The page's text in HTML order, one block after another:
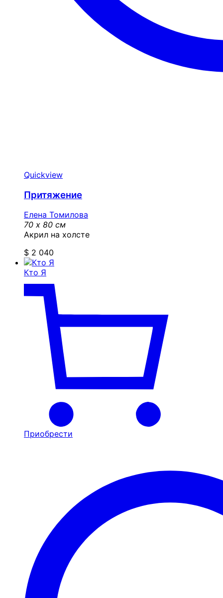
Quickview
Притяжение
Елена Томилова
70 x 80 см
Акрил на холсте
$ 2 040
Кто Я
Приобрести